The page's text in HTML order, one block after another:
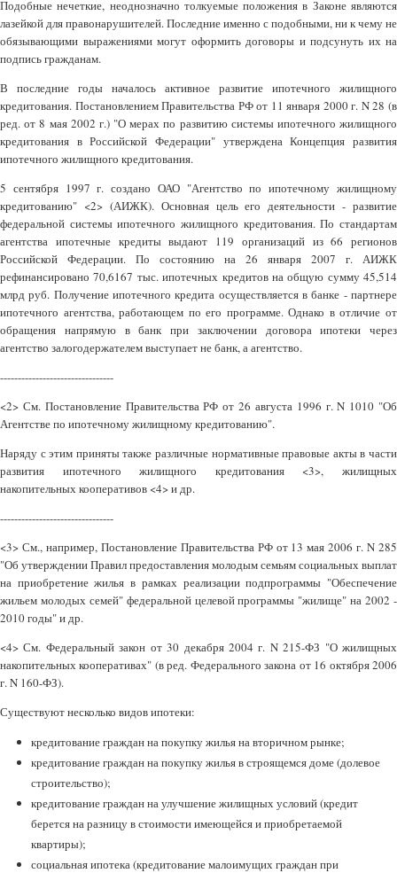
Подобные нечеткие, неоднозначно толкуемые положения в Законе являются
лазейкой для правонарушителей. Последние именно с подобными, ни к чему не
обязывающими выражениями могут оформить договоры и подсунуть их на
подпись гражданам.
В последние годы началось активное развитие ипотечного жилищного
кредитования. Постановлением Правительства РФ от 11 января 2000 г. N 28 (в
ред. от 8 мая 2002 г.) "О мерах по развитию системы ипотечного жилищного
кредитования в Российской Федерации" утверждена Концепция развития
ипотечного жилищного кредитования.
5 сентября 1997 г. создано ОАО "Агентство по ипотечному жилищному
кредитованию" <2> (АИЖК). Основная цель его деятельности - развитие
федеральной системы ипотечного жилищного кредитования. По стандартам
агентства ипотечные кредиты выдают 119 организаций из 66 регионов
Российской Федерации. По состоянию на 26 января 2007 г. АИЖК
рефинансировано 70,6167 тыс. ипотечных кредитов на общую сумму 45,514
млрд руб. Получение ипотечного кредита осуществляется в банке - партнере
ипотечного агентства, работающем по его программе. Однако в отличие от
обращения напрямую в банк при заключении договора ипотеки через
агентство залогодержателем выступает не банк, а агентство.
--------------------------------
<2> См. Постановление Правительства РФ от 26 августа 1996 г. N 1010 "Об
Агентстве по ипотечному жилищному кредитованию".
Наряду с этим приняты также различные нормативные правовые акты в части
развития ипотечного жилищного кредитования <3>, жилищных
накопительных кооперативов <4> и др.
--------------------------------
<3> См., например, Постановление Правительства РФ от 13 мая 2006 г. N 285
"Об утверждении Правил предоставления молодым семьям социальных выплат
на приобретение жилья в рамках реализации подпрограммы "Обеспечение
жильем молодых семей" федеральной целевой программы "жилище" на 2002 -
2010 годы" и др.
<4> См. Федеральный закон от 30 декабря 2004 г. N 215-ФЗ "О жилищных
накопительных кооперативах" (в ред. Федерального закона от 16 октября 2006
г. N 160-ФЗ).
Существуют несколько видов ипотеки:
кредитование граждан на покупку жилья на вторичном рынке;
кредитование граждан на покупку жилья в строящемся доме (долевое
строительство);
кредитование граждан на улучшение жилищных условий (кредит
берется на разницу в стоимости имеющейся и приобретаемой
квартиры);
социальная ипотека (кредитование малоимущих граждан при